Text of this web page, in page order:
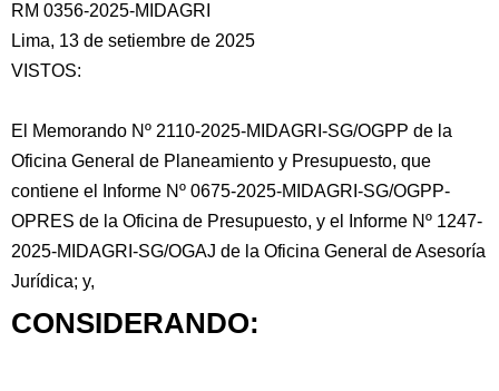
RM 0356-2025-MIDAGRI
Lima, 13 de setiembre de 2025
VISTOS:
El Memorando Nº 2110-2025-MIDAGRI-SG/OGPP de la
Oficina General de Planeamiento y Presupuesto, que
contiene el Informe Nº 0675-2025-MIDAGRI-SG/OGPP-
OPRES de la Oficina de Presupuesto, y el Informe Nº 1247-
2025-MIDAGRI-SG/OGAJ de la Oficina General de Asesoría
Jurídica; y,
CONSIDERANDO: